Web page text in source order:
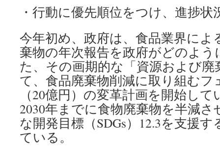
・行動に優先順位をつけ、進捗状
今年初め、政府は、食品業界によ
棄物の年次報告を政府がどのよ
た、その画期的な「資源および
て、食品廃棄物削減に取り組むフ
（20億円）の変革計画を開始し
2030年までに食物廃棄物を半減
な開発目標（SDGs）12.3を支援
ている。